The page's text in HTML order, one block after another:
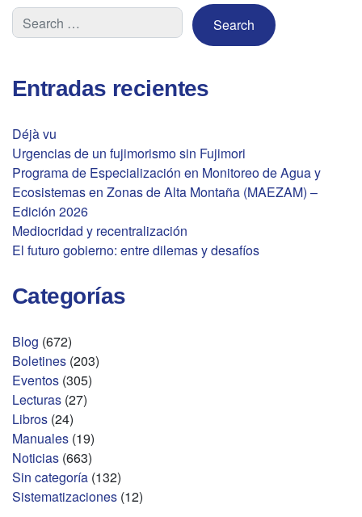
Entradas recientes
Déjà vu
Urgencias de un fujimorismo sin Fujimori
Programa de Especialización en Monitoreo de Agua y
Ecosistemas en Zonas de Alta Montaña (MAEZAM) –
Edición 2026
Mediocridad y recentralización
El futuro gobierno: entre dilemas y desafíos
Categorías
Blog (672)
Boletines (203)
Eventos (305)
Lecturas (27)
Libros (24)
Manuales (19)
Noticias (663)
Sin categoría (132)
Sistematizaciones (12)